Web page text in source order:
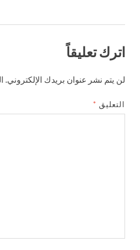
اترك تعليقاً
لن يتم نشر عنوان بريدك الإلكتروني.
التعليق *